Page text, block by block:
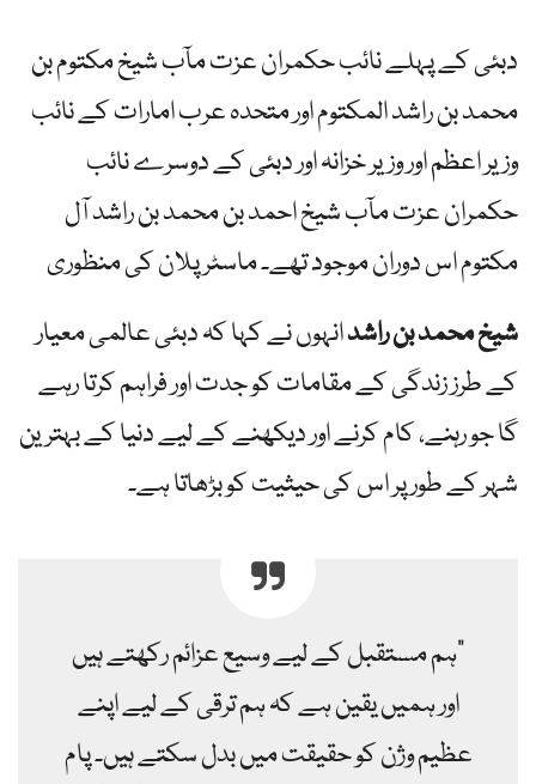
دبئی کے پہلے نائب حکمران عزت مآب شیخ مکتوم بن
محمد بن راشد المکتوم اور متحدہ عرب امارات کے نائب
وزیر اعظم اور وزیر خزانہ اور دبئی کے دوسرے نائب
حکمران عزت مآب شیخ احمد بن محمد بن راشد آل
مکتوم اس دوران موجود تھے۔ ماسٹر پلان کی منظوری
شیخ محمد بن راشدانہوں نے کہا کہ دبئی عالمی معیار
کے طرز زندگی کے مقامات کو جدت اور فراہم کرتا رہے
گا جو رہنے، کام کرنے اور دیکھنے کے لیے دنیا کے بہترین
شہر کے طور پر اس کی حیثیت کو بڑھاتا ہے۔
"ہم مستقبل کے لیے وسیع عزائم رکھتے ہیں
اور ہمیں یقین ہے کہ ہم ترقی کے لیے اپنے
عظیم وژن کو حقیقت میں بدل سکتے ہیں۔ پام